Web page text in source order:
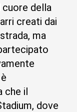
della
creati dai
ma
che il
dove